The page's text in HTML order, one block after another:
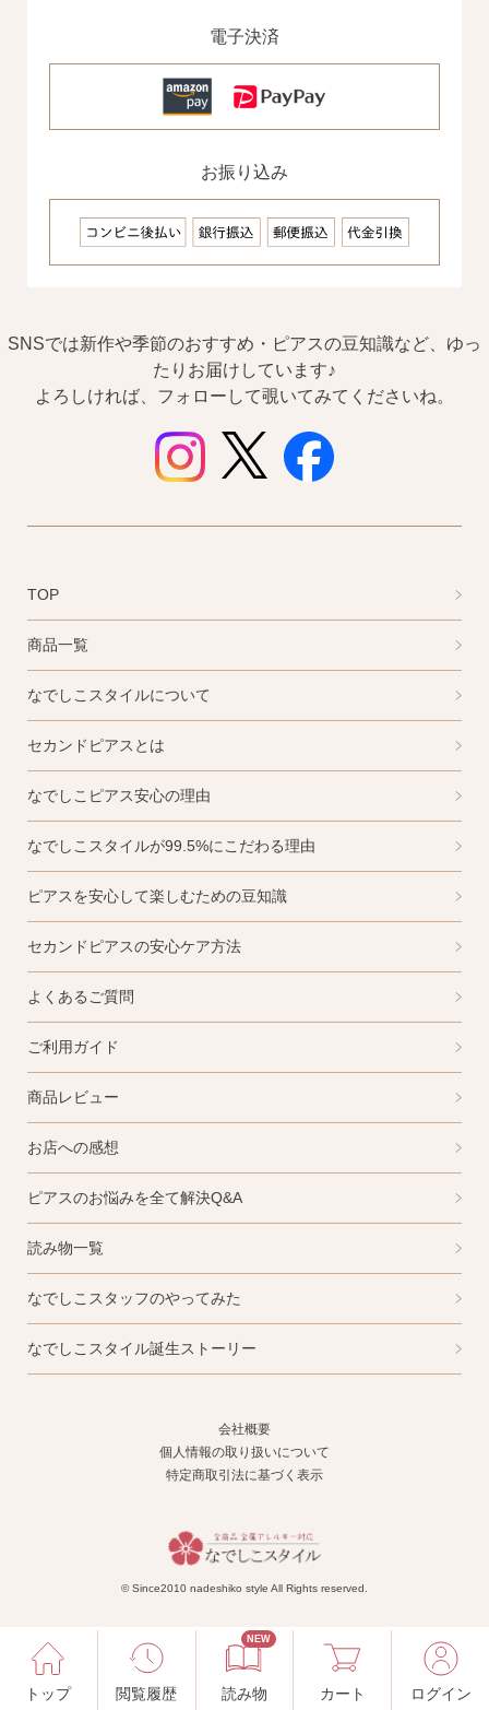
トップ 閲覧履歴
NEW
読み物 カート ログイン
電子決済
お振り込み
SNSでは新作や季節のおすすめ・ピアスの豆知識など、ゆっ
たりお届けしています♪
よろしければ、フォローして覗いてみてくださいね。
TOP
商品一覧
なでしこスタイルについて
セカンドピアスとは
なでしこピアス安心の理由
なでしこスタイルが99.5%にこだわる理由
ピアスを安心して楽しむための豆知識
セカンドピアスの安心ケア方法
よくあるご質問
ご利用ガイド
商品レビュー
お店への感想
ピアスのお悩みを全て解決Q&A
読み物一覧
なでしこスタッフのやってみた
なでしこスタイル誕生ストーリー
会社概要
個人情報の取り扱いについて
特定商取引法に基づく表示
© Since2010 nadeshiko style All Rights reserved.